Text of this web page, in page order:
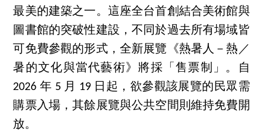
最美的建築之一。這座全台首創結合美術館與
圖書館的突破性建設，不同於過去所有場域皆
可免費參觀的形式，全新展覽《熱暑人－熱／
暑的文化與當代藝術》將採「售票制」。自
2026 年 5 月 19 日起，欲參觀該展覽的民眾需
購票入場，其餘展覽與公共空間則維持免費開
放。